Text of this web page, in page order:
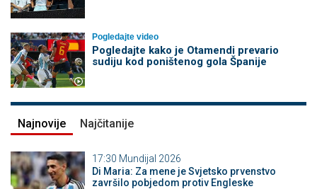
Pogledajte video
Pogledajte kako je Otamendi prevario
sudiju kod poništenog gola Španije
Najnovije Najčitanije
17:30 Mundijal 2026
Di Maria: Za mene je Svjetsko prvenstvo
završilo pobjedom protiv Engleske